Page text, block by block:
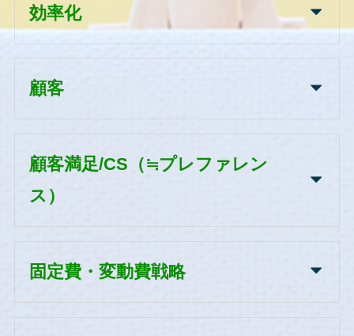
効率化
顧客
顧客満足/CS（≒プレファレン
ス）
固定費・変動費戦略